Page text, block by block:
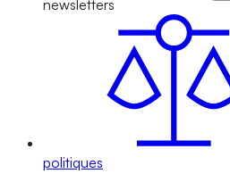
newsletters
politiques